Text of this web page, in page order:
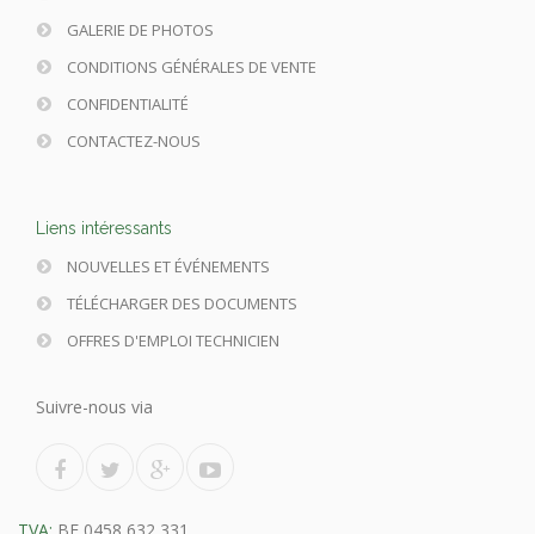
GALERIE DE PHOTOS
CONDITIONS GÉNÉRALES DE VENTE
CONFIDENTIALITÉ
CONTACTEZ-NOUS
Liens intéressants
NOUVELLES ET ÉVÉNEMENTS
TÉLÉCHARGER DES DOCUMENTS
OFFRES D'EMPLOI TECHNICIEN
Suivre-nous via